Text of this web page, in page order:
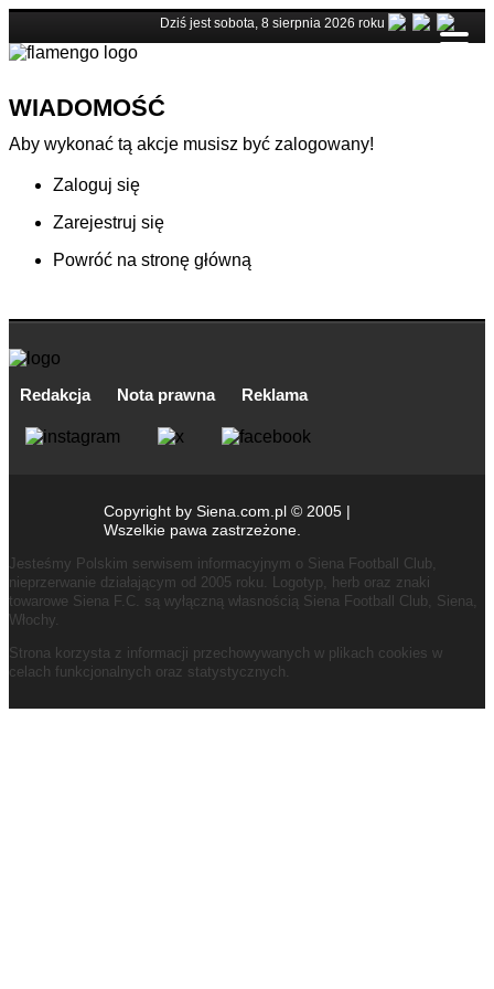
Dziś jest sobota, 8 sierpnia 2026 roku
WIADOMOŚĆ
Aby wykonać tą akcje musisz być zalogowany!
Zaloguj się
Zarejestruj się
Powróć na stronę główną
Redakcja Nota prawna Reklama
Copyright by Siena.com.pl © 2005 |
Wszelkie pawa zastrzeżone.
Jesteśmy Polskim serwisem informacyjnym o Siena Football Club,
nieprzerwanie działającym od 2005 roku. Logotyp, herb oraz znaki
towarowe Siena F.C. są wyłączną własnością Siena Football Club, Siena,
Włochy.
Strona korzysta z informacji przechowywanych w plikach cookies w
celach funkcjonalnych oraz statystycznych.